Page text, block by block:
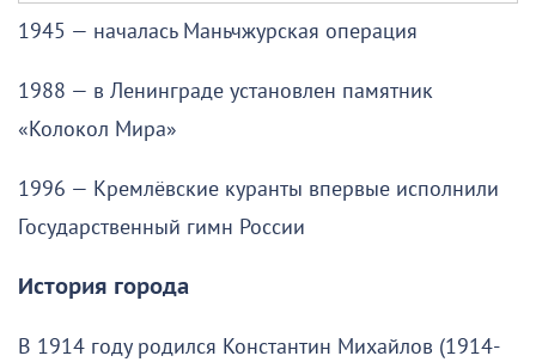
1945 — началась Маньчжурская операция
1988 — в Ленинграде установлен памятник
«Колокол Мира»
1996 — Кремлёвские куранты впервые исполнили
Государственный гимн России
История города
В 1914 году родился Константин Михайлов (1914-